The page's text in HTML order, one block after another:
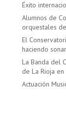
Éxito
Alumnos de
orquestales
El
haciendo
La Banda del
de La Rioja
Actuación